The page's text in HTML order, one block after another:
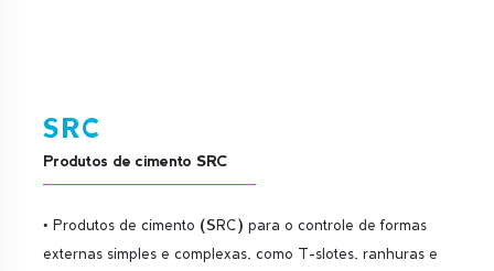
SRC
Produtos de cimento SRC
• Produtos de cimento (SRC) para o controle de formas
externas simples e complexas, como T-slotes, ranhuras e